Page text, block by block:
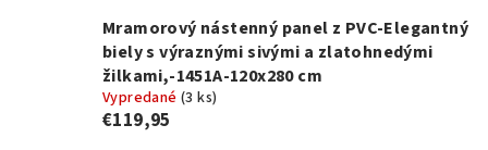
Mramorový nástenný panel z PVC-Elegantný
biely s výraznými sivými a zlatohnedými
žilkami,-1451A-120x280 cm
Vypredané(3 ks)
€119,95